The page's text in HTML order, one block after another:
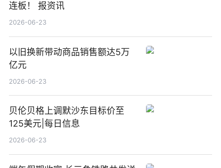
连板！ 报资讯
2026-06-23
以旧换新带动商品销售额达5万
亿元
2026-06-23
贝伦贝格上调默沙东目标价至
125美元|每日信息
2026-06-23